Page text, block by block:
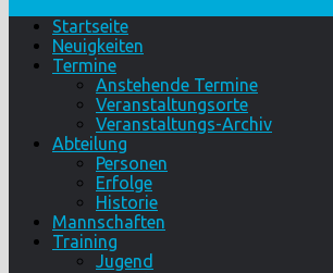
Startseite
Neuigkeiten
Termine
Anstehende Termine
Veranstaltungsorte
Veranstaltungs-Archiv
Abteilung
Personen
Erfolge
Historie
Mannschaften
Training
Jugend